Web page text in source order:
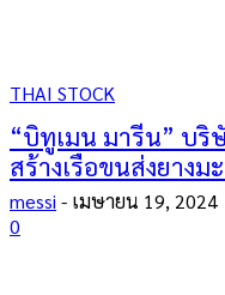
THAI STOCK
“บิทูเมน มารีน” บริ
สร้างเรือขนส่งยางม
messi - เมษายน 19, 2024
0